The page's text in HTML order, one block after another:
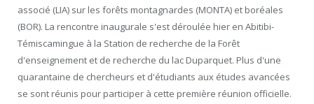
associé (LIA) sur les forêts montagnardes (MONTA) et boréales
(BOR). La rencontre inaugurale s'est déroulée hier en Abitibi-
Témiscamingue à la Station de recherche de la Forêt
d'enseignement et de recherche du lac Duparquet. Plus d'une
quarantaine de chercheurs et d'étudiants aux études avancées
se sont réunis pour participer à cette première réunion officielle.